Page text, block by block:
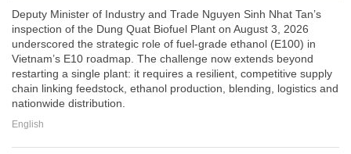
Deputy Minister of Industry and Trade Nguyen Sinh Nhat Tan’s
inspection of the Dung Quat Biofuel Plant on August 3, 2026
underscored the strategic role of fuel-grade ethanol (E100) in
Vietnam’s E10 roadmap. The challenge now extends beyond
restarting a single plant: it requires a resilient, competitive supply
chain linking feedstock, ethanol production, blending, logistics and
nationwide distribution.
English